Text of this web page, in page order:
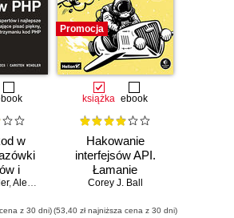
w
i
pisać
,Alexandre Daubois
z 30 dni)
Promocja
książka ebook
Hakowanie
interfejsów API.
Łamanie
interfejsów
aplikacji
Corey J. Ball
(53,40 zł najniższa cena z 30 dni)